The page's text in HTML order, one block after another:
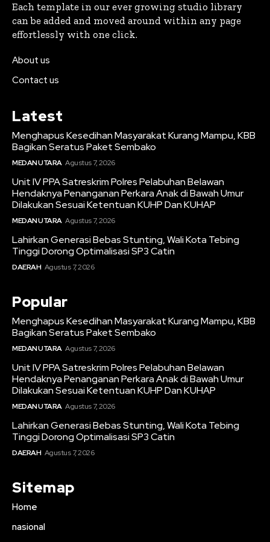
Each template in our ever growing studio library
can be added and moved around within any page
effortlessly with one click.
About us
Contact us
Latest
Menghapus Kesedihan Masyarakat Kurang Mampu, KBB
Bagikan Seratus Paket Sembako
MEDAN UTARA Agustus 7, 2026
Unit IV PPA Satreskrim Polres Pelabuhan Belawan
Hendaknya Penanganan Perkara Anak di Bawah Umur
Dilakukan Sesuai Ketentuan KUHP Dan KUHAP
MEDAN UTARA Agustus 7, 2026
Lahirkan Generasi Bebas Stunting, Wali Kota Tebing
Tinggi Dorong Optimalisasi SP3 Catin
DAERAH Agustus 7, 2026
Popular
Menghapus Kesedihan Masyarakat Kurang Mampu, KBB
Bagikan Seratus Paket Sembako
MEDAN UTARA Agustus 7, 2026
Unit IV PPA Satreskrim Polres Pelabuhan Belawan
Hendaknya Penanganan Perkara Anak di Bawah Umur
Dilakukan Sesuai Ketentuan KUHP Dan KUHAP
MEDAN UTARA Agustus 7, 2026
Lahirkan Generasi Bebas Stunting, Wali Kota Tebing
Tinggi Dorong Optimalisasi SP3 Catin
DAERAH Agustus 7, 2026
Sitemap
Home
nasional